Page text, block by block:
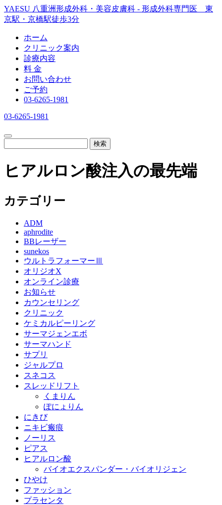
YAESU 八重洲形成外科・美容皮膚科 - 形成外科専門医 東
京駅・京橋駅徒歩3分
ホーム
クリニック案内
診療内容
料 金
お問い合わせ
ご予約
03-6265-1981
03-6265-1981
検索
ヒアルロン酸注入の最先端
カテゴリー
ADM
aphrodite
BBレーザー
sunekos
ウルトラフォーマーⅢ
オリジオX
オンライン診療
お知らせ
カウンセリング
クリニック
ケミカルピーリング
サーマジェンエボ
サーマハンド
サプリ
ジャルプロ
スネコス
スレッドリフト
くまりん
ぽにょりん
にきび
ニキビ瘢痕
ノーリス
ピアス
ヒアルロン酸
バイオエクスパンダー・バイオリジェン
ひやけ
ファッション
プラセンタ